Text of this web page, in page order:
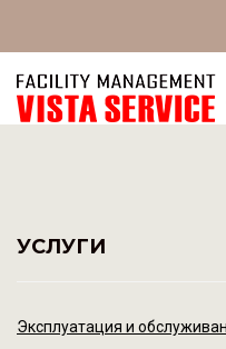
УСЛУГИ
Эксплуатация и